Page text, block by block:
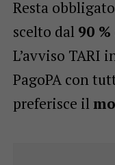
Resta
scelto dal 90 %
L’avviso TARI
PagoPA con
preferisce il